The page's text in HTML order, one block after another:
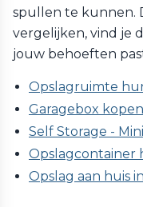
spullen te kunnen.
vergelijken, vind je
jouw behoeften
Opslagruimte
Garagebox
Self Storage -
Opslagcontainer
Opslag aan huis